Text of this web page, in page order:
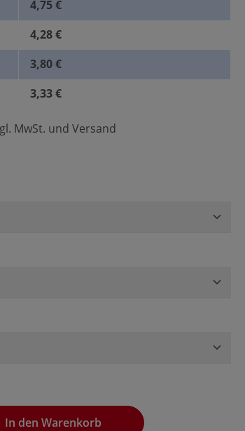
4,75 €
4,28 €
3,80 €
3,33 €
MwSt. und Versand
ein oder benutze die Schaltflächen, um
In den Warenkorb